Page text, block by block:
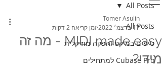
All Posts
טיפים במיקס והפקה מוזיקלית
Cubase Pro למתחילים
All Posts
MIDI made easy - מה זה
מידי?
Tomer Asulin
17 בדצמ׳ 2022
זמן קריאה 2 דקות